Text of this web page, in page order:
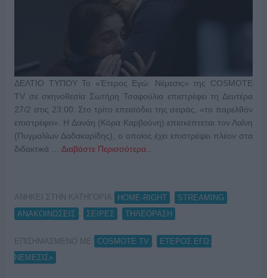
ΔΕΛΤΙΟ ΤΥΠΟΥ Το «Έτερος Εγώ: Νέμεσις» της COSMOTE
TV σε σκηνοθεσία Σωτήρη Τσαφούλια επιστρέφει τη Δευτέρα
27/2 στις 23:00. Στο τρίτο επεισόδιο της σειράς, «το παρελθόν
επιστρέφει». Η Δανάη (Κόρα Καρβούνη) επισκέπτεται τον Λαΐνη
(Πυγμαλίων Δαδακαρίδης), ο οποίος έχει επιστρέψει πλέον στα
διδακτικά … Διαβάστε Περισσότερα...
ΑΝΗΚΕΙ ΣΤΗΝ ΚΑΤΗΓΟΡΙΑ: HOME-RIGHT STREAMING
ΑΝΑΚΟΙΝΩΣΕΙΣ
ΣΕΙΡΕΣ ΤΗΛΕΟΡΑΣΗ
ΕΠΙΣΗΜΑΣΜΕΝΟ ΜΕ: COSMOTE TV
ΕΤΕΡΟΣ ΕΓΩ:
ΝΕΜΕΣΙΣ»